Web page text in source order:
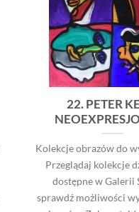
22. PETER
Kolekcje obrazów do
Przeglądaj kolekcje
dostępne w Galerii
sprawdź możliwości